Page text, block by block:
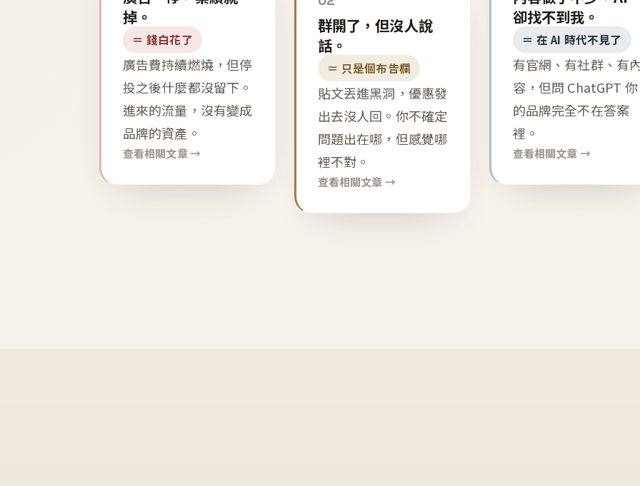
掉。
＝ 錢白花了
廣告費持續燃燒，但停
投之後什麼都沒留下。
進來的流量，沒有變成
品牌的資產。
查看相關文章 →
群開了，但沒人說
話。
＝ 只是個布告欄
貼文丟進黑洞，優惠發
出去沒人回。你不確定
問題出在哪，但感覺哪
裡不對。
查看相關文章 →
卻找不到我。
＝ 在 AI 時代不見了
有官網、有社群、有
容，但問 ChatGPT 你
的品牌完全不在答案
裡。
查看相關文章 →